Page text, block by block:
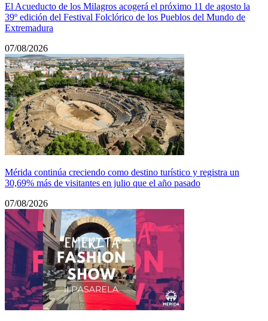
El Acueducto de los Milagros acogerá el próximo 11 de agosto la
39º edición del Festival Folclórico de los Pueblos del Mundo de
Extremadura
07/08/2026
Mérida continúa creciendo como destino turístico y registra un
30,69% más de visitantes en julio que el año pasado
07/08/2026